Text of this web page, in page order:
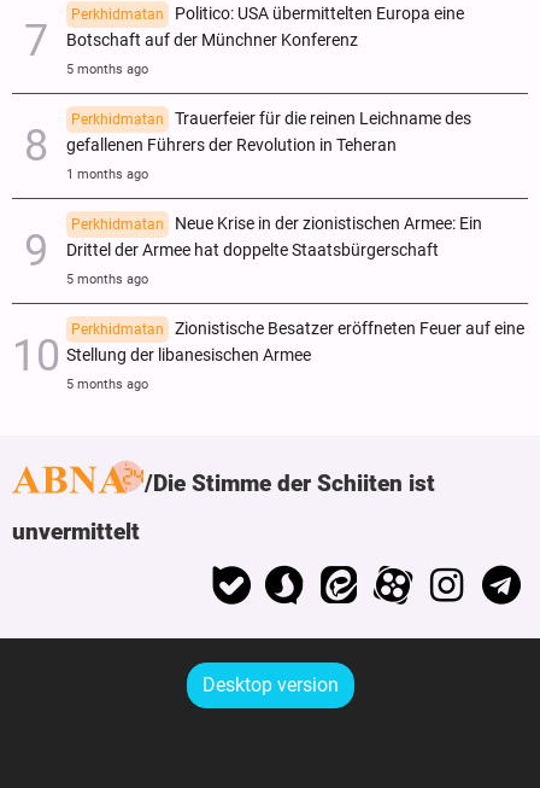
Perkhidmatan
Politico: USA übermittelten Europa eine
Botschaft auf der Münchner Konferenz
5 months ago
Perkhidmatan
Trauerfeier für die reinen Leichname des
gefallenen Führers der Revolution in Teheran
1 months ago
Perkhidmatan
Neue Krise in der zionistischen Armee: Ein
Drittel der Armee hat doppelte Staatsbürgerschaft
5 months ago
Perkhidmatan
Zionistische Besatzer eröffneten Feuer auf eine
Stellung der libanesischen Armee
5 months ago
Die Stimme der Schiiten ist
unvermittelt
Desktop version